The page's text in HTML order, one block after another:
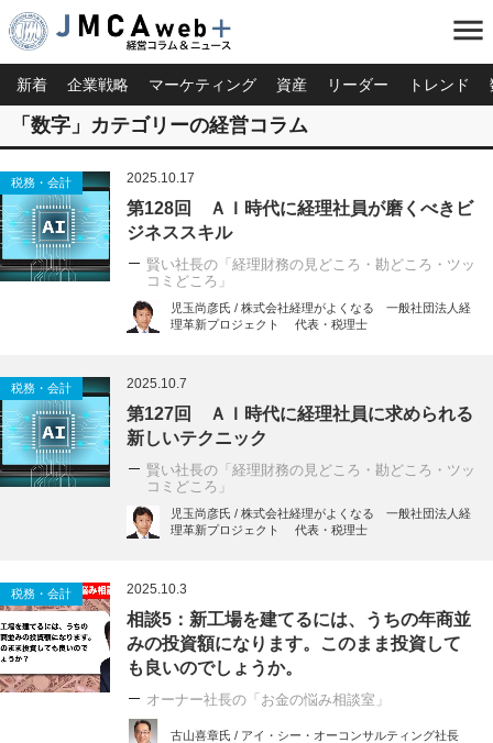
menu
新着 企業戦略 マーケティング 資産 リーダー トレンド
「数字」カテゴリーの経営コラム
税務・会計 2025.10.17
第128回 ＡＩ時代に経理社員が磨くべきビ
ジネススキル
賢い社長の「経理財務の見どころ・勘どころ・ツッ
コミどころ」
児玉尚彦氏 / 株式会社経理がよくなる 一般社団法人経
理革新プロジェクト 代表・税理士
税務・会計 2025.10.7
第127回 ＡＩ時代に経理社員に求められる
新しいテクニック
賢い社長の「経理財務の見どころ・勘どころ・ツッ
コミどころ」
児玉尚彦氏 / 株式会社経理がよくなる 一般社団法人経
理革新プロジェクト 代表・税理士
税務・会計 2025.10.3
相談5：新工場を建てるには、うちの年商並
みの投資額になります。このまま投資して
も良いのでしょうか。
オーナー社長の「お金の悩み相談室」
古山喜章氏 / アイ・シー・オーコンサルティング社長